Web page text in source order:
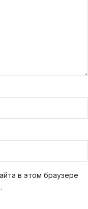
в этом браузере